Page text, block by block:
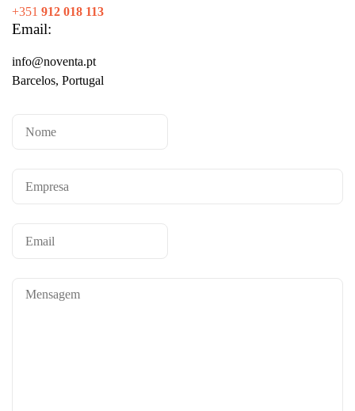
+351 912 018 113
Email:
info@noventa.pt
Barcelos, Portugal